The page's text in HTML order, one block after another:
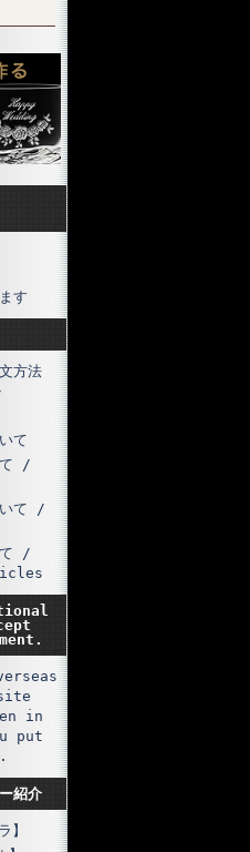
す
方法
て
て /
いて /
て /
in
put
紹介
】